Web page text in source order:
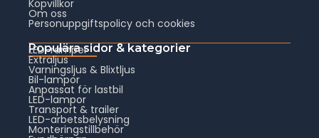
Köpvillkor
Om oss
Personuppgiftspolicy och cookies
Populära sidor & kategorier
LED-ramper
Extraljus
Varningsljus & Blixtljus
Bil-lampor
Anpassat för lastbil
LED-lampor
Transport & trailer
LED-arbetsbelysning
Monteringstillbehör